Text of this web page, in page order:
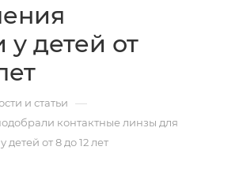
детей от
и статьи —
контактные линзы для
от 8 до 12 лет